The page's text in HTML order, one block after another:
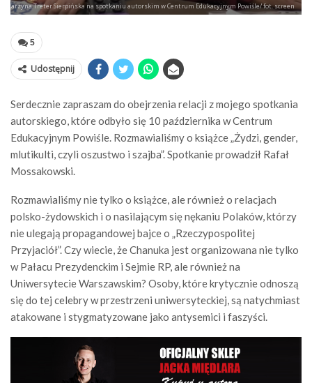
Katarzyna Treter Sierpińska na spotkaniu autorskim w Centrum Edukacyjnym Powiśle/ fot. screen
5
Udostępnij
Serdecznie zapraszam do obejrzenia relacji z mojego spotkania
autorskiego, które odbyło się 10 października w Centrum
Edukacyjnym Powiśle. Rozmawialiśmy o książce „Żydzi, gender,
mlutikulti, czyli oszustwo i szajba”. Spotkanie prowadził Rafał
Mossakowski.
Rozmawialiśmy nie tylko o książce, ale również o relacjach
polsko-żydowskich i o nasilającym się nękaniu Polaków, którzy
nie ulegają propagandowej bajce o „Rzeczypospolitej
Przyjaciół”. Czy wiecie, że Chanuka jest organizowana nie tylko
w Pałacu Prezydenckim i Sejmie RP, ale również na
Uniwersytecie Warszawskim? Osoby, które krytycznie odnoszą
się do tej celebry w przestrzeni uniwersyteckiej, są natychmiast
atakowane i stygmatyzowane jako antysemici i faszyści.